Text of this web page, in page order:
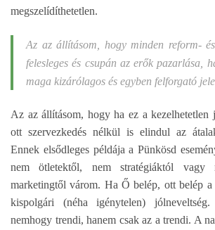
megszelídíthetetlen.
Az az állításom, hogy minden reform-
felesleges és csupán az erők pazarlása,
maga kizárólagos és egyben felforgató
Az az állításom, hogy ha ez a kezelhetetlen
ott szervezkedés nélkül is elindul az
Ennek elsődleges példája a Pünkösd
nem ötletektől, nem stratégiáktól vagy
marketingtől várom. Ha Ő belép, ott belép a
kispolgári (néha igénytelen)
nemhogy trendi, hanem csak az a trendi. A